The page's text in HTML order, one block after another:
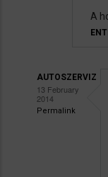
A
AUTOSZERVIZ
13 February
2014
Permalink